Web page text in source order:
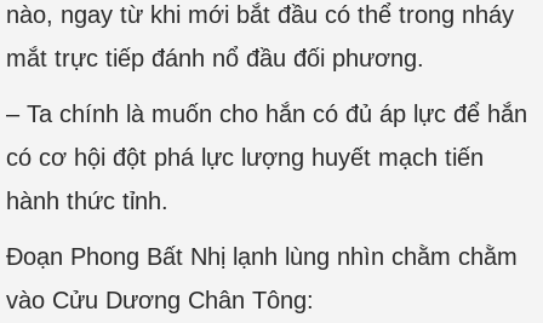
nào, ngay từ khi mới bắt đầu có thể trong nháy
mắt trực tiếp đánh nổ đầu đối phương.
– Ta chính là muốn cho hắn có đủ áp lực để hắn
có cơ hội đột phá lực lượng huyết mạch tiến
hành thức tỉnh.
Đoạn Phong Bất Nhị lạnh lùng nhìn chằm chằm
vào Cửu Dương Chân Tông: